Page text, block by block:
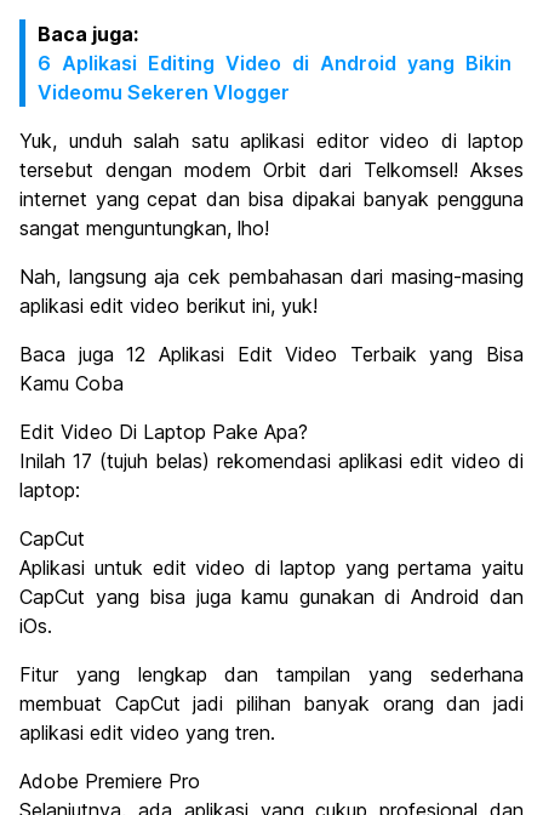
Baca juga:
6 Aplikasi Editing Video di Android yang Bikin
Videomu Sekeren Vlogger
Yuk, unduh salah satu aplikasi editor video di laptop
tersebut dengan modem Orbit dari Telkomsel! Akses
internet yang cepat dan bisa dipakai banyak pengguna
sangat menguntungkan, lho!
Nah, langsung aja cek pembahasan dari masing-masing
aplikasi edit video berikut ini, yuk!
Baca juga 12 Aplikasi Edit Video Terbaik yang Bisa
Kamu Coba
Edit Video Di Laptop Pake Apa?
Inilah 17 (tujuh belas) rekomendasi aplikasi edit video di
laptop:
CapCut
Aplikasi untuk edit video di laptop yang pertama yaitu
CapCut yang bisa juga kamu gunakan di Android dan
iOs.
Fitur yang lengkap dan tampilan yang sederhana
membuat CapCut jadi pilihan banyak orang dan jadi
aplikasi edit video yang tren.
Adobe Premiere Pro